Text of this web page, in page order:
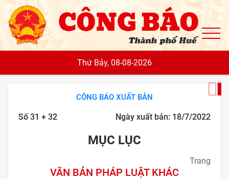
Thứ Bảy, 08-08-2026
CÔNG BÁO XUẤT BẢN
Số 31 + 32 Ngày xuất bản: 18/7/2022
MỤC LỤC
Trang
VĂN BẢN PHÁP LUẬT KHÁC